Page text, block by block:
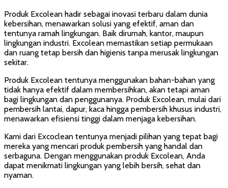
Produk Excolean hadir sebagai inovasi terbaru dalam dunia
kebersihan, menawarkan solusi yang efektif, aman dan
tentunya ramah lingkungan. Baik dirumah, kantor, maupun
lingkungan industri. Excolean memastikan setiap permukaan
dan ruang tetap bersih dan higienis tanpa merusak lingkungan
sekitar.
Produk Excolean tentunya menggunakan bahan-bahan yang
tidak hanya efektif dalam membersihkan, akan tetapi aman
bagi lingkungan dan penggunanya. Produk Excolean, mulai dari
pembersih lantai, dapur, kaca hingga pembersih khusus industri,
menawarkan efisiensi tinggi dalam menjaga kebersihan.
Kami dari Excoclean tentunya menjadi pilihan yang tepat bagi
mereka yang mencari produk pembersih yang handal dan
serbaguna. Dengan menggunakan produk Excolean, Anda
dapat menikmati lingkungan yang lebih bersih, sehat dan
nyaman.